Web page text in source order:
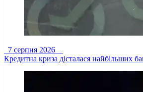
7 серпня 2026
Кредитна криза дісталася найбільших